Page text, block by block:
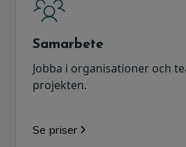
Samarbete
Jobba i organisationer och
projekten.
Se priser